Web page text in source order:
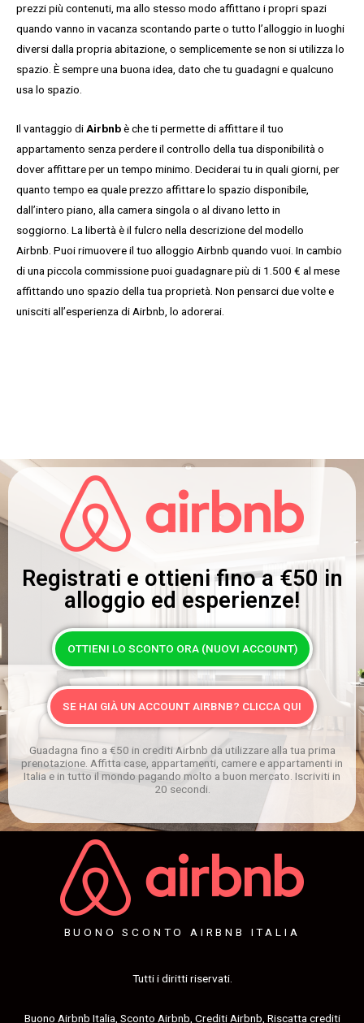
prezzi più contenuti, ma allo stesso modo affittano i propri spazi
quando vanno in vacanza scontando parte o tutto l’alloggio in luoghi
diversi dalla propria abitazione, o semplicemente se non si utilizza lo
spazio. È sempre una buona idea, dato che tu guadagni e qualcuno
usa lo spazio.
Il vantaggio diAirbnbè che ti permette di affittare il tuo
appartamento senza perdere il controllo della tua disponibilità o
dover affittare per un tempo minimo. Deciderai tu in quali giorni, per
quanto tempo ea quale prezzo affittare lo spazio disponibile,
dall’intero piano, alla camera singola o al divano letto in
soggiorno. La libertà è il fulcro nella descrizione del modello
Airbnb. Puoi rimuovere il tuo alloggio Airbnb quando vuoi. In cambio
di una piccola commissione puoi guadagnare più di 1.500 € al mese
affittando uno spazio della tua proprietà. Non pensarci due volte e
unisciti all’esperienza di Airbnb, lo adorerai.
Registrati e ottieni fino a €50 in
alloggio ed esperienze!
OTTIENI LO SCONTO ORA (NUOVI ACCOUNT)
SE HAI GIÀ UN ACCOUNT AIRBNB? CLICCA QUI
Guadagna fino a €50 in crediti Airbnb da utilizzare alla tua prima
prenotazione. Affitta case, appartamenti, camere e appartamenti in
Italia e in tutto il mondo pagando molto a buon mercato. Iscriviti in
20 secondi.
BUONO SCONTO AIRBNB ITALIA
Tutti i diritti riservati.
Buono Airbnb Italia, Sconto Airbnb, Crediti Airbnb, Riscatta crediti